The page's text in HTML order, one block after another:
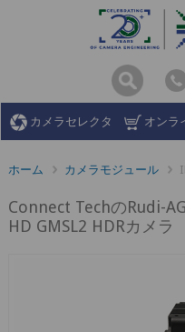
カメラセレクタ オンラ
ホーム カメラモジュール
Connect TechのRudi-
HD GMSL2 HDRカメラ